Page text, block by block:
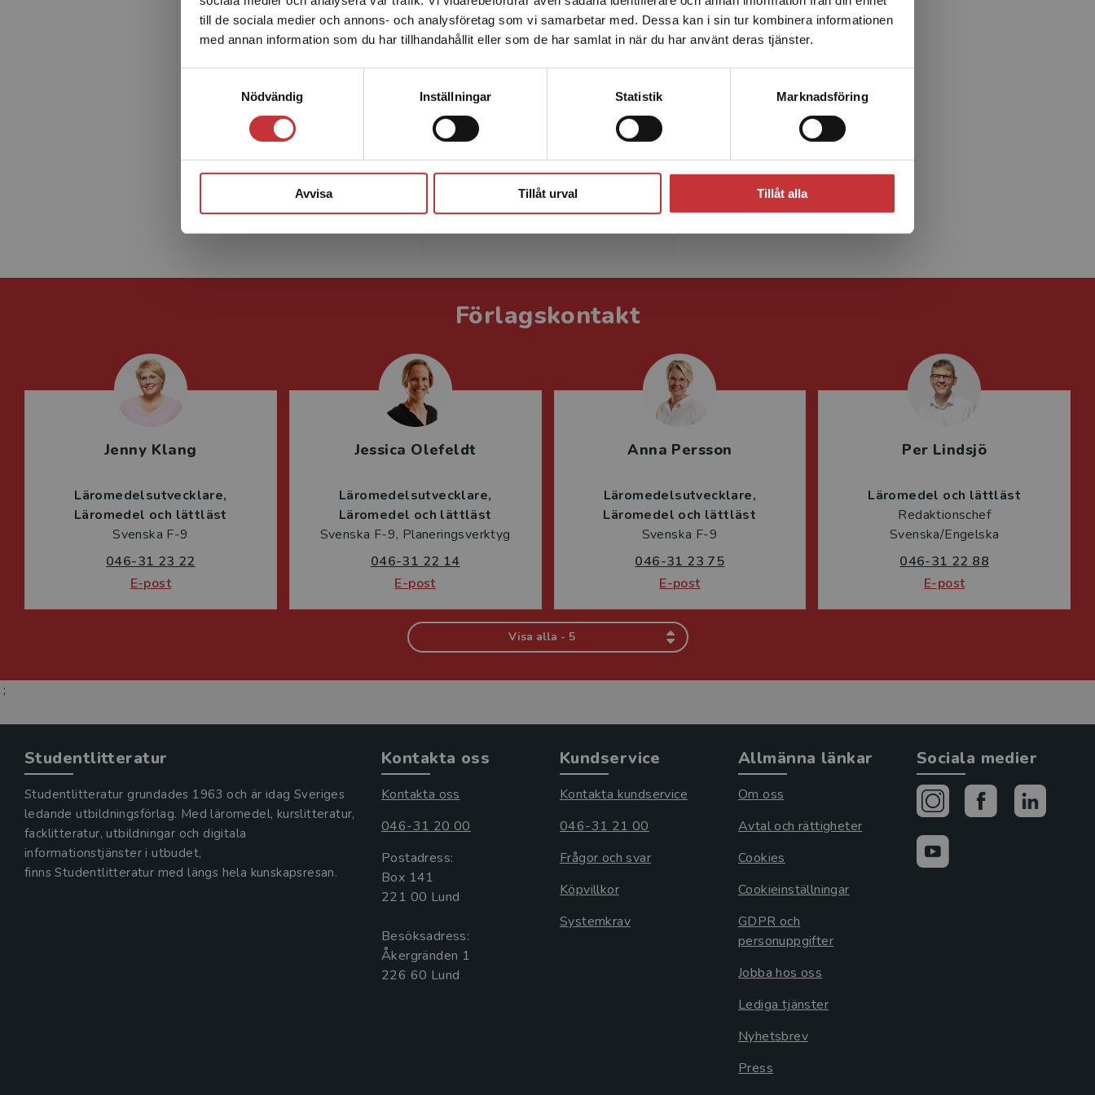
till de sociala medier och annons- och analysföretag som vi samarbetar med. Dessa kan i sin tur kombinera informationen
med annan information som du har tillhandahållit eller som de har samlat in när du har använt deras tjänster.
Nödvändig
Inställningar Statistik Marknadsföring
Avvisa Tillåt urval Tillåt alla
Sverige. För att kunna slutföra ett köp måste
leveransadressen vara i Sverige.Läs mer
Lena har fått Svenska
Akademiens pris för Läsgåvan, en
serie läseböcker om den lilla
figuren Mini. Hon har också fått
SKAPS musikpris samt Sveriges...
Förlagskontakt
Jenny Klang
Läromedelsutvecklare
Läromedel och lättläst
Svenska F-9
046-31 23 22
E-post
Jessica Olefeldt
Läromedelsutvecklare
Läromedel och lättläst
Svenska F-9, Planeringsverktyg
046-31 22 14
E-post
Anna Persson
Läromedelsutvecklare
Läromedel och lättläst
Svenska F-9
046-31 23 75
E-post
Per Lindsjö
Läromedel och lättläst
Redaktionschef
Svenska/Engelska
046-31 22 88
E-post
Visa alla - 5
;
Studentlitteratur
Studentlitteratur grundades 1963 och är idag Sveriges
ledande utbildningsförlag. Med läromedel, kurslitteratur,
facklitteratur, utbildningar och digitala
informationstjänster i utbudet,
finns Studentlitteratur med längs hela kunskapsresan.
Kontakta oss
Kontakta oss
046-31 20 00
Postadress:
Box 141
221 00 Lund
Besöksadress:
Åkergränden 1
Kundservice
Kontakta kundservice
046-31 21 00
Frågor och svar
Köpvillkor
Systemkrav
Allmänna länkar
Om oss
Avtal och rättigheter
Cookies
Cookieinställningar
GDPR och
personuppgifter
Jobba hos oss
Lediga tjänster
Nyhetsbrev
Press
Sociala medier